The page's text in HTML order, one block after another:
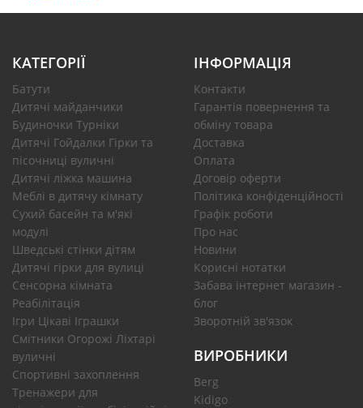
КАТЕГОРІЇ
Батути
Дитячі майданчики
Будиночки Турніки
Дитячі Гойдалки Гірки та
пісочниці вуличні
Дитячі ліжка машина
Меблі в дитячу кімнату
Сухий басейн та м'які
модулі
Шведські стінки дітям
Дитячі гірки для вулиці
Сенсорна кімната
Реабілітація
Ігри Цікаві Іграшки
Смітники Огорожі Ліхтарі
вуличні
Спортивні захоплення
Тренажери для
ІНФОРМАЦІЯ
Контакти
Гарантія повернення та
обміну товара
Доставка
Оплата
Договір оферти
Політика конфіденційності
Графік роботи
Про нас
Новини
Корисні нотатки
Забава інтернет магазин -
блог
Зворотній зв'язок
ВИРОБНИКИ
Berg
Kidigo